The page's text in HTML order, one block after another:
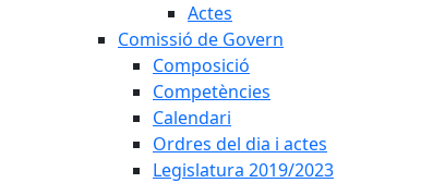
Actes
Comissió de Govern
Composició
Competències
Calendari
Ordres del dia i actes
Legislatura 2019/2023